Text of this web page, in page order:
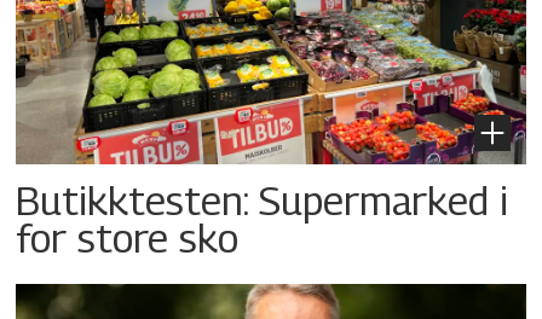
Butikktesten: Supermarked i
for store sko